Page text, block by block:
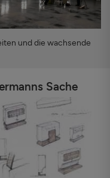
und die wachsende
Sache